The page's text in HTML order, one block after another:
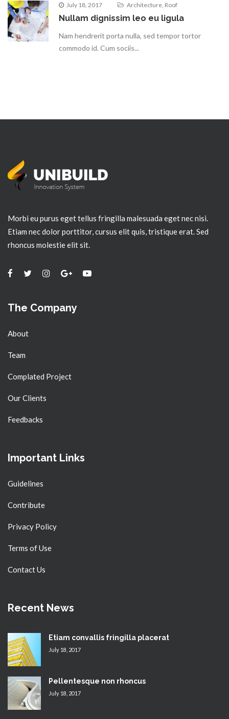
July 18, 2017 Architecture Roof
Nullam dignissim leo eu ligula
Nam hendrerit porta nulla, sed tempor tortor
commodo id. Cum sociis...
Morbi eu purus eget tellus fringilla malesuada eget nec nisi.
Etiam nec dolor porttitor, cursus elit quis, tristique erat. Sed
rhoncus molestie elit sit.
The Company
About
Team
Complated Project
Our Clients
Feedbacks
Important Links
Guidelines
Contribute
Privacy Policy
Terms of Use
Contact Us
Recent News
Etiam convallis fringilla placerat
July 18, 2017
Pellentesque non rhoncus
July 18, 2017